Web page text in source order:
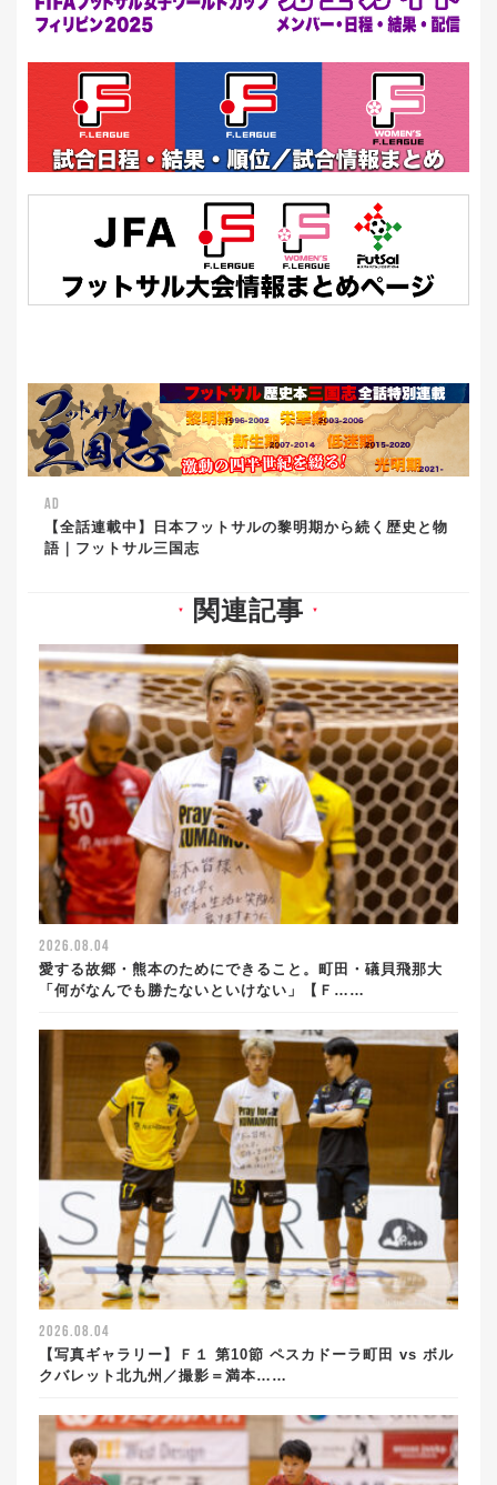
AD
【全話連載中】日本フットサルの黎明期から続く歴史と物
語｜フットサル三国志
▼ 関連記事 ▼
2026.08.04
愛する故郷・熊本のためにできること。町田・礒貝飛那大
「何がなんでも勝たないといけない」【Ｆ……
2026.08.04
【写真ギャラリー】Ｆ１ 第10節 ペスカドーラ町田 vs ボル
クバレット北九州／撮影＝満本……